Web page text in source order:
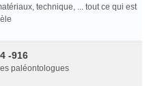
technique, ... tout ce qui est
-916
paléontologues